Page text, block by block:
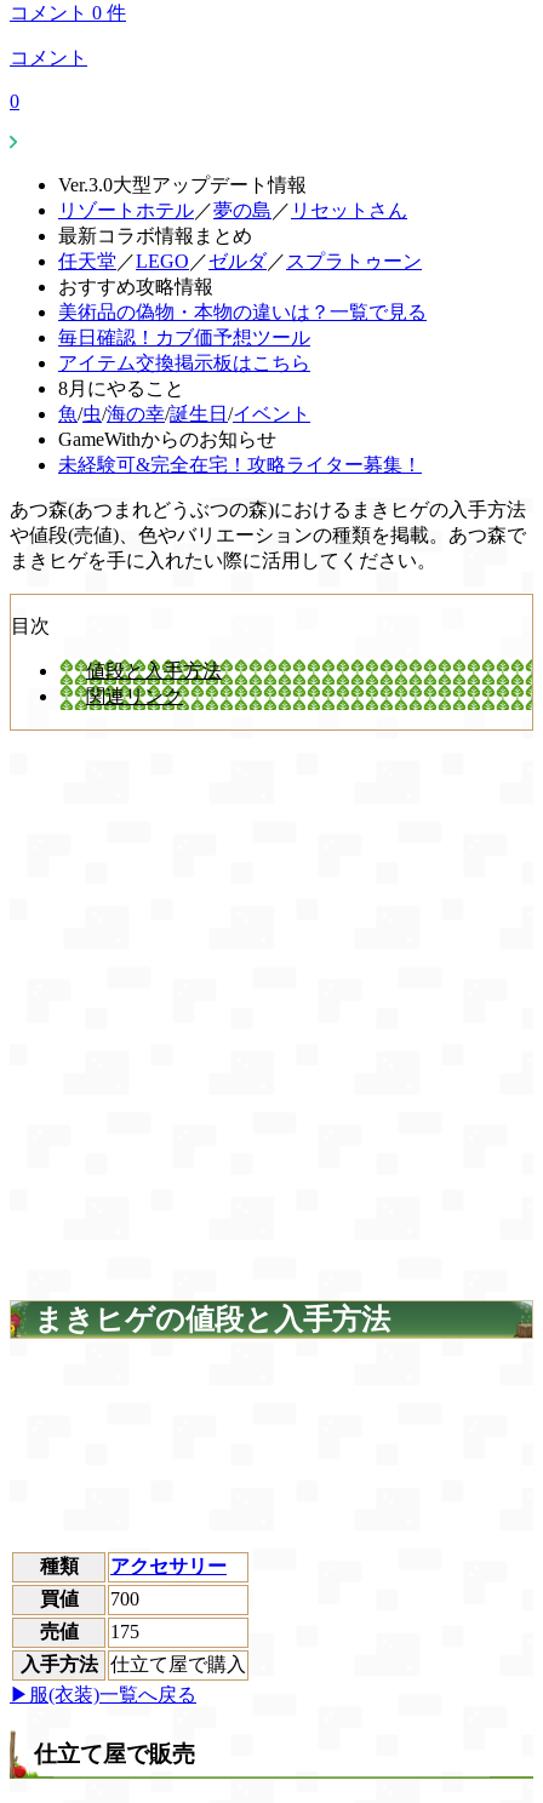
コメント 0 件
コメント
0
Ver.3.0大型アップデート情報
リゾートホテル／夢の島 ／ リセットさん
最新コラボ情報まとめ
任天堂 ／LEGO ／ゼルダ／ スプラトゥーン
おすすめ攻略情報
美術品の偽物・本物の違いは？一覧で見る
毎日確認！カブ価予想ツール
アイテム交換掲示板はこちら
8月にやること
魚/虫/海の幸/誕生日 /イベント
GameWithからのお知らせ
未経験可&完全在宅！攻略ライター募集！
あつ森(あつまれどうぶつの森)におけるまきヒゲの入手方法
や値段(売値)、色やバリエーションの種類を掲載。あつ森で
まきヒゲを手に入れたい際に活用してください。
目次
値段と入手方法
関連リンク
まきヒゲの値段と入手方法
種類
アクセサリー
買値
700
売値
175
入手方法
仕立て屋で購入
▶服(衣装)一覧へ戻る
仕立て屋で販売